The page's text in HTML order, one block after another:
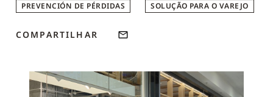
PREVENCIÓN DE PÉRDIDAS SOLUÇÃO PARA O VAREJO
COMPARTILHAR